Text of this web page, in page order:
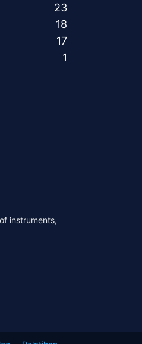
23
18
17
1
instruments,